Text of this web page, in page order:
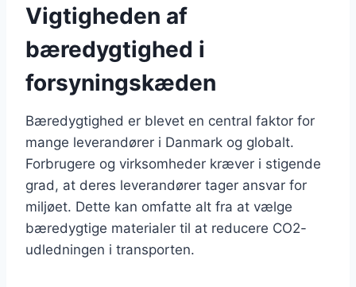
Vigtigheden af
bæredygtighed i
forsyningskæden
Bæredygtighed er blevet en central faktor for
mange leverandører i Danmark og globalt.
Forbrugere og virksomheder kræver i stigende
grad, at deres leverandører tager ansvar for
miljøet. Dette kan omfatte alt fra at vælge
bæredygtige materialer til at reducere CO2-
udledningen i transporten.